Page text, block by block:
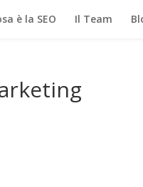
è la SEO Il Team